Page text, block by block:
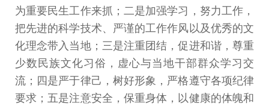
为重要民生工作来抓 ； 二是加强学习 ， 努力工作 ，
把先进的科学技术、 严谨的工作作风以及优秀的文
化理念带入当地；三是注重团结 ，促进和谐， 尊重
少数民族文化习俗 ， 虚心与当地干部群众学习交
流 ； 四是严于律己 ， 树好形象 ， 严格遵守各项纪律
要求 ； 五是注意安全 ， 保重身体 ， 以健康的体魄和